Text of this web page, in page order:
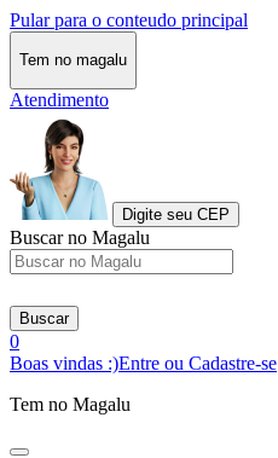
Pular para o conteudo principal
Tem no magalu
Atendimento
Digite seu CEP
Buscar no Magalu
Buscar
0
Boas vindas :)Entre ou Cadastre-se
Tem no Magalu